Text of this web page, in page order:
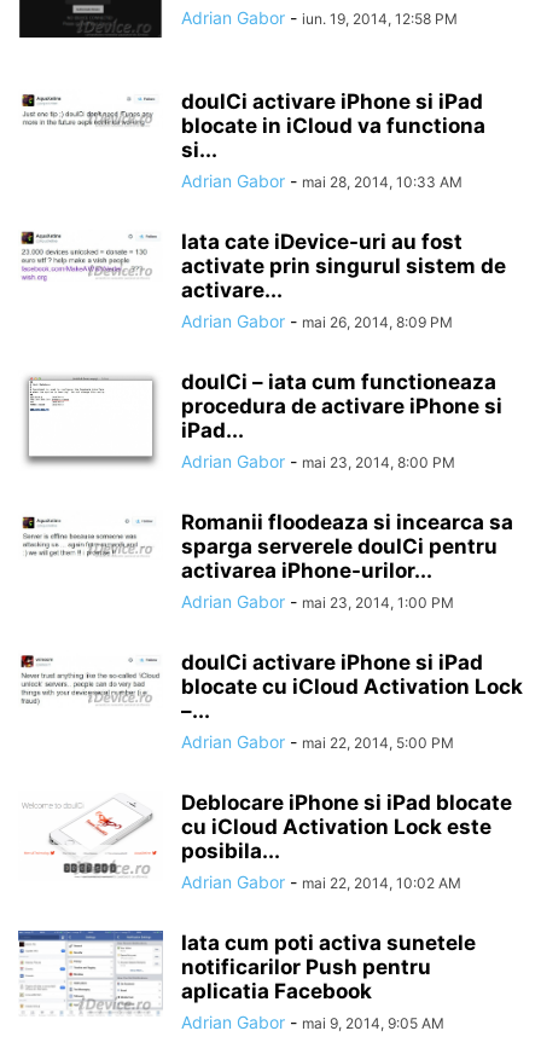
Adrian Gabor - iun. 19, 2014, 12:58 PM
doulCi activare iPhone si iPad
blocate in iCloud va functiona
si...
Adrian Gabor - mai 28, 2014, 10:33 AM
Iata cate iDevice-uri au fost
activate prin singurul sistem de
activare...
Adrian Gabor - mai 26, 2014, 8:09 PM
doulCi – iata cum functioneaza
procedura de activare iPhone si
iPad...
Adrian Gabor - mai 23, 2014, 8:00 PM
Romanii floodeaza si incearca sa
sparga serverele doulCi pentru
activarea iPhone-urilor...
Adrian Gabor - mai 23, 2014, 1:00 PM
doulCi activare iPhone si iPad
blocate cu iCloud Activation Lock
–...
Adrian Gabor - mai 22, 2014, 5:00 PM
Deblocare iPhone si iPad blocate
cu iCloud Activation Lock este
posibila...
Adrian Gabor - mai 22, 2014, 10:02 AM
Iata cum poti activa sunetele
notificarilor Push pentru
aplicatia Facebook
Adrian Gabor - mai 9, 2014, 9:05 AM